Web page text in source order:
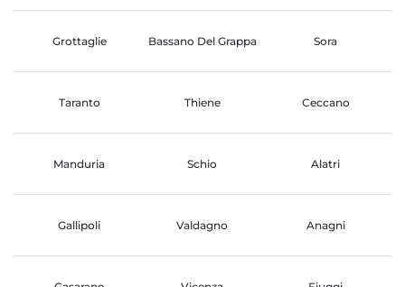
Grottaglie Bassano Del Grappa Sora
Taranto Thiene Ceccano
Manduria Schio Alatri
Gallipoli Valdagno Anagni